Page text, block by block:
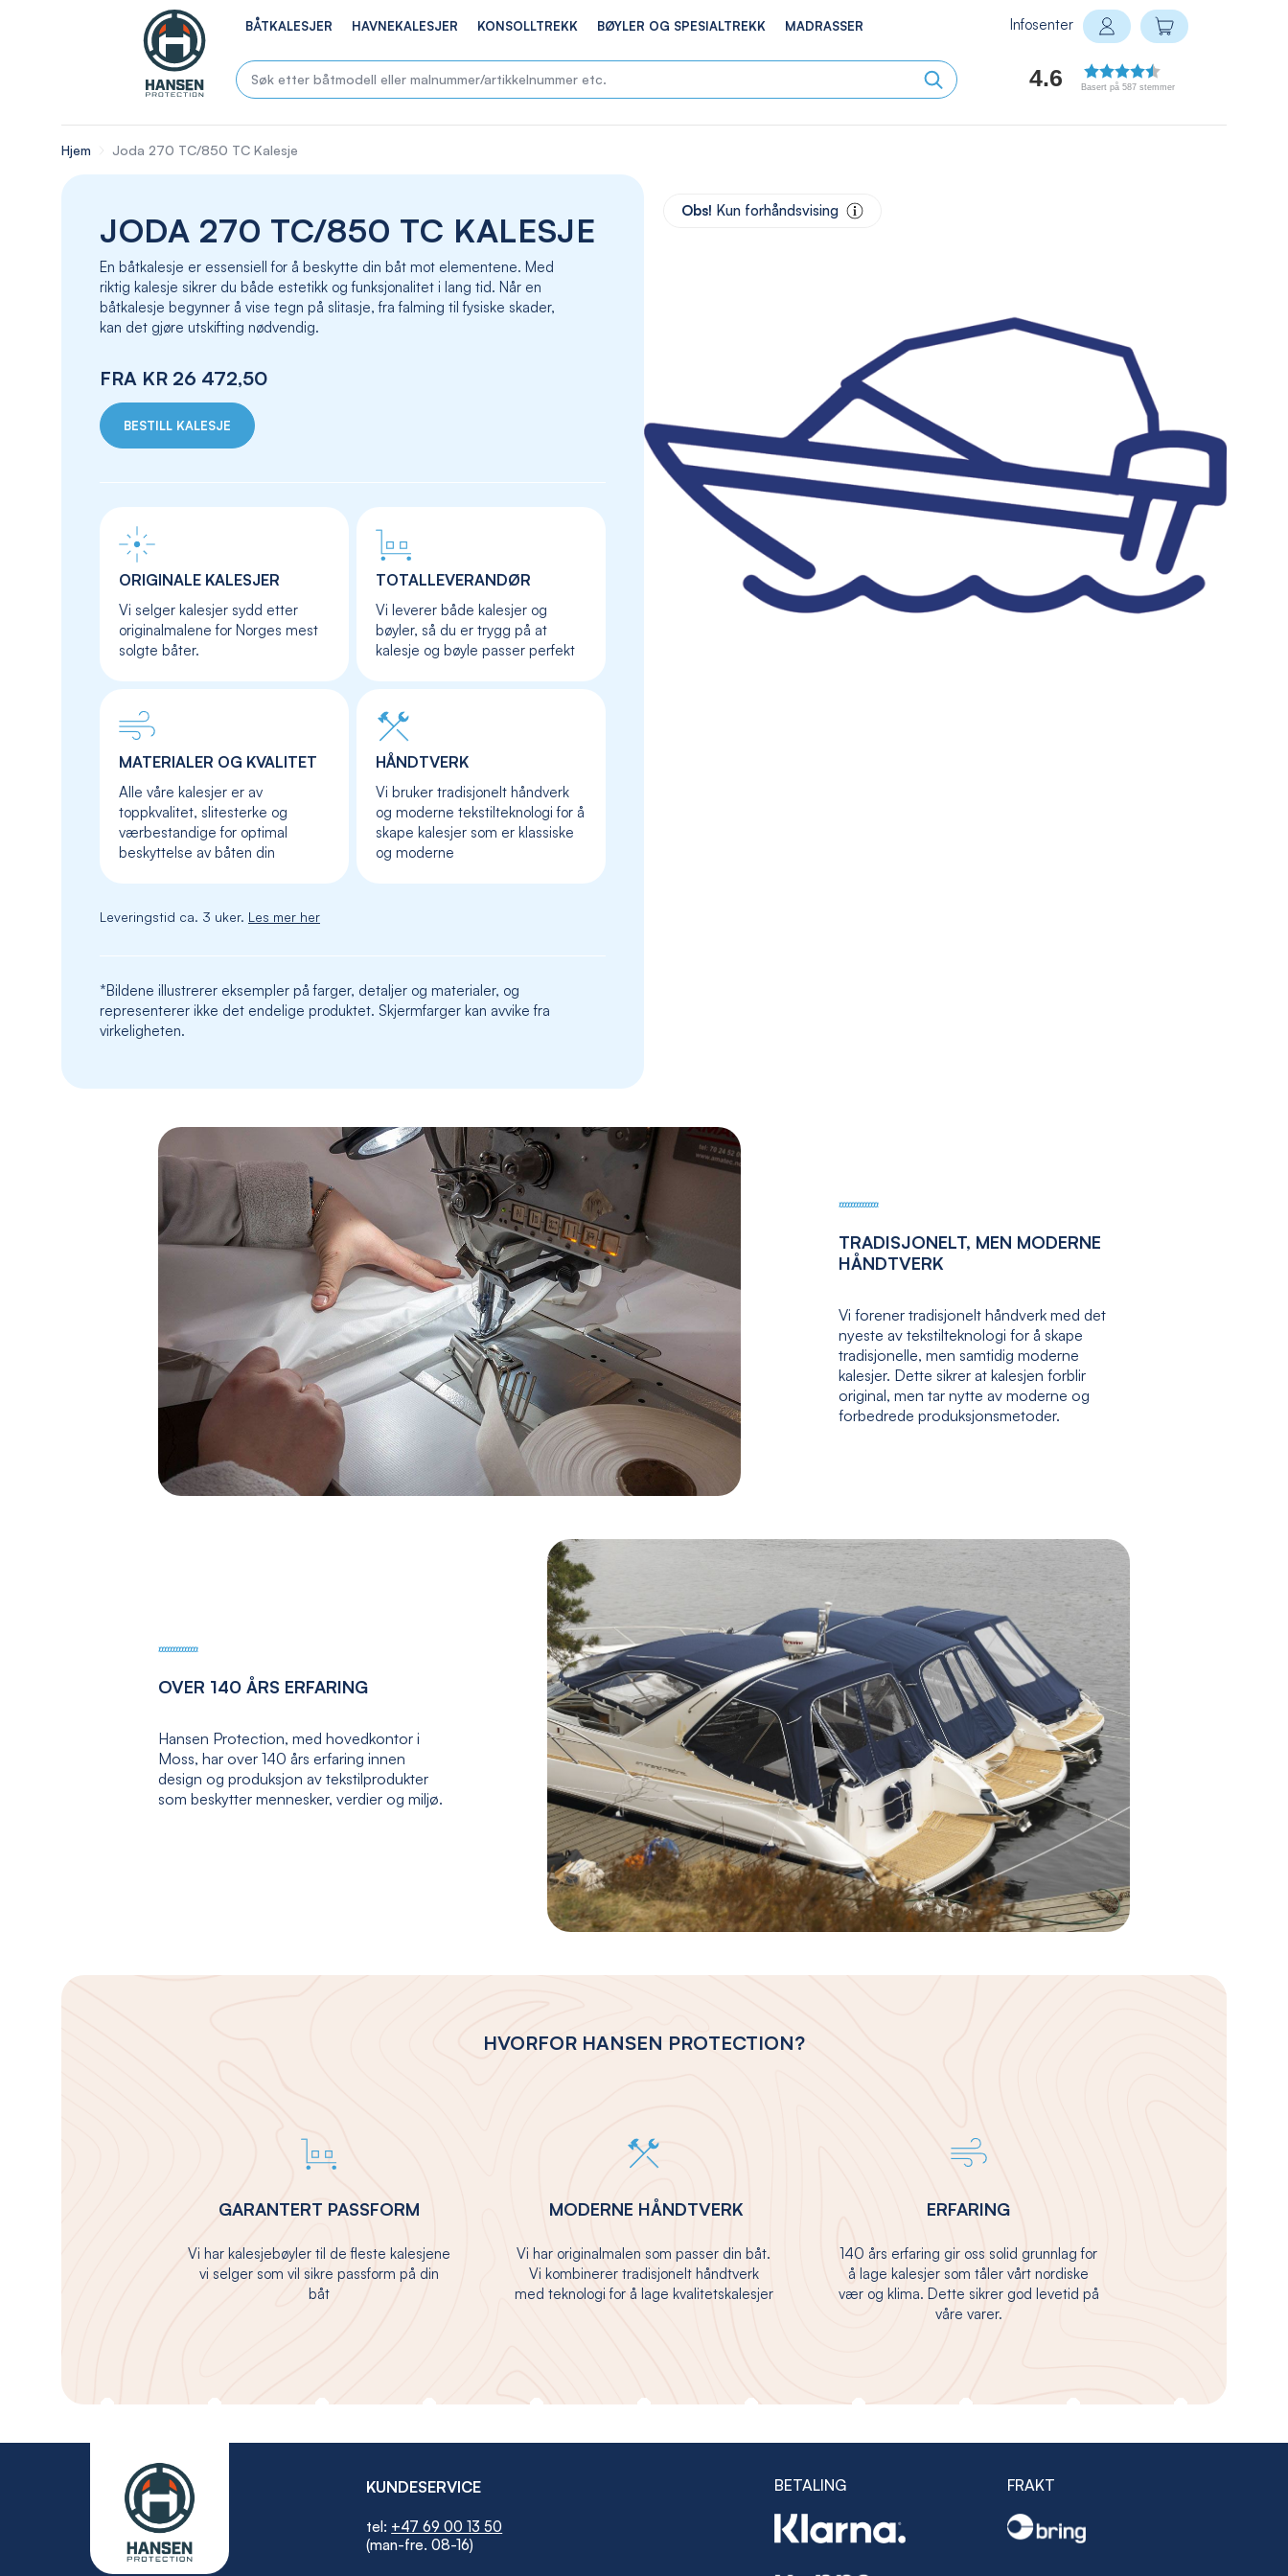
BÅTKALESJER HAVNEKALESJER KONSOLLTREKK BØYLER OG SPESIALTREKK MADRASSER
4.6 Basert på 587 stemmer
Infosenter
Logg inn
Min handlekurv
Hjem Joda 270 TC/850 TC Kalesje
JODA 270 TC/850 TC KALESJE
En båtkalesje er essensiell for å beskytte din båt mot elementene. Med
riktig kalesje sikrer du både estetikk og funksjonalitet i lang tid. Når en
båtkalesje begynner å vise tegn på slitasje, fra falming til fysiske skader,
kan det gjøre utskifting nødvendig.
FRA KR 26 472,50
BESTILL KALESJE
ORIGINALE KALESJER
Vi selger kalesjer sydd etter
originalmalene for Norges mest
solgte båter.
TOTALLEVERANDØR
Vi leverer både kalesjer og
bøyler, så du er trygg på at
kalesje og bøyle passer perfekt
MATERIALER OG KVALITET
Alle våre kalesjer er av
toppkvalitet, slitesterke og
værbestandige for optimal
beskyttelse av båten din
HÅNDTVERK
Vi bruker tradisjonelt håndverk
og moderne tekstilteknologi for å
skape kalesjer som er klassiske
og moderne
Leveringstid ca. 3 uker. Les mer her
*Bildene illustrerer eksempler på farger, detaljer og materialer, og
representerer ikke det endelige produktet. Skjermfarger kan avvike fra
virkeligheten.
Obs! Kun forhåndsvising
TRADISJONELT, MEN MODERNE
HÅNDTVERK
Vi forener tradisjonelt håndverk med det
nyeste av tekstilteknologi for å skape
tradisjonelle, men samtidig moderne
kalesjer. Dette sikrer at kalesjen forblir
original, men tar nytte av moderne og
forbedrede produksjonsmetoder.
OVER 140 ÅRS ERFARING
Hansen Protection, med hovedkontor i
Moss, har over 140 års erfaring innen
design og produksjon av tekstilprodukter
som beskytter mennesker, verdier og miljø.
HVORFOR HANSEN PROTECTION?
GARANTERT PASSFORM
Vi har kalesjebøyler til de fleste kalesjene
vi selger som vil sikre passform på din
båt
MODERNE HÅNDTVERK
Vi har originalmalen som passer din båt.
Vi kombinerer tradisjonelt håndtverk
med teknologi for å lage kvalitetskalesjer
ERFARING
140 års erfaring gir oss solid grunnlag for
å lage kalesjer som tåler vårt nordiske
vær og klima. Dette sikrer god levetid på
våre varer.
KUNDESERVICE
tel: +47 69 00 13 50
(man-fre. 08-16)
BETALING FRAKT